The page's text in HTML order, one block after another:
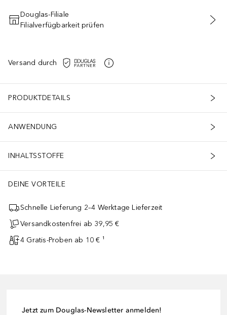
IN DEN WARENKORB
Douglas-Filiale
Filialverfügbarkeit prüfen
Versand durch
PRODUKTDETAILS
ANWENDUNG
INHALTSSTOFFE
DEINE VORTEILE
Schnelle Lieferung 2–4 Werktage Lieferzeit
Versandkostenfrei ab 39,95 €
4 Gratis-Proben ab 10 € ¹
Jetzt zum Douglas-Newsletter anmelden!